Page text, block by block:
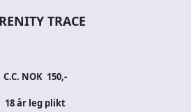
TRACE
C.C. NOK 150,-
18 år leg plikt